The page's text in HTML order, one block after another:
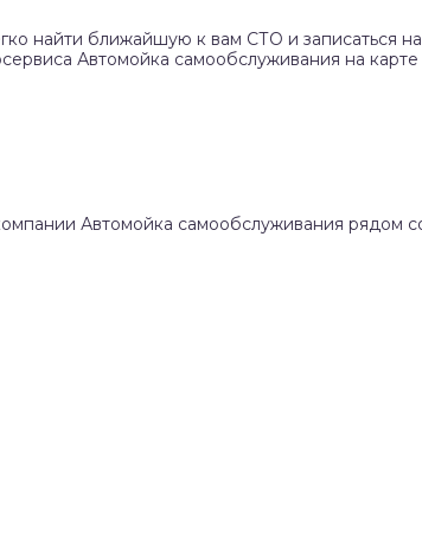
найти ближайшую к вам СТО и записаться
Автомойка самообслуживания на
Автомойка самообслуживания рядом